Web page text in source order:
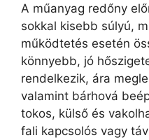
A műanyag redőny
sokkal kisebb súlyú,
működtetés esetén
könnyebb, jó
rendelkezik, ára
valamint bárhová
tokos, külső és
fali kapcsolós vagy